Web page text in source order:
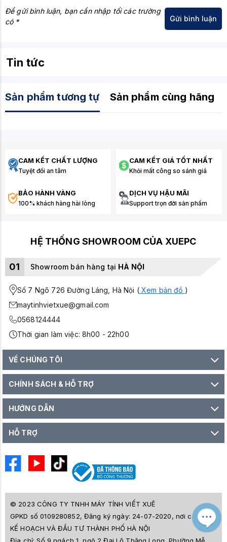
Để gửi bình luận, bạn cần nhập tối các trường
có *
Tin tức
Sản phẩm tương tự Sản phẩm cùng hãng
CAM KẾT CHẤT LƯỢNG
Tuyệt đối an tâm
CAM KẾT GIÁ TỐT NHẤT
Khỏi mất công so sánh giá
BẢO HÀNH VÀNG
100% khách hàng hài lòng
DỊCH VỤ HẬU MÃI
Support trọn đời sản phẩm
HỆ THỐNG SHOWROOM CỦA XUEPC
01 Showroom bán hàng tại HÀ NỘI
Số 7 Ngõ 726 Đường Láng, Hà Nội (Xem bản đồ )
maytinhvietxue@gmail.com
0568124444
Thời gian làm việc: 8h00 - 22h00
VỀ CHÚNG TÔI
CHÍNH SÁCH & HỖ TRỢ
HƯỚNG DẪN
HỖ TRỢ
© 2023 CÔNG TY TNHH MÁY TÍNH VIẾT XUÊ
GPKD số 0109280852, Đăng ký ngày: 24-07-2020, nơi cấp SỞ
KẾ HOẠCH VÀ ĐẦU TƯ THÀNH PHỐ HÀ NỘI